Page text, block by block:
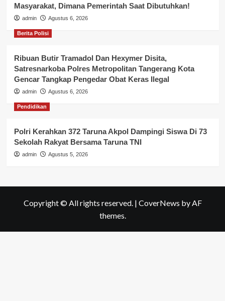
Masyarakat, Dimana Pemerintah Saat Dibutuhkan!
admin Agustus 6, 2026
Berita Polisi
Ribuan Butir Tramadol Dan Hexymer Disita,
Satresnarkoba Polres Metropolitan Tangerang Kota
Gencar Tangkap Pengedar Obat Keras Ilegal
admin Agustus 6, 2026
Pendidikan
Polri Kerahkan 372 Taruna Akpol Dampingi Siswa Di 73
Sekolah Rakyat Bersama Taruna TNI
admin Agustus 5, 2026
Copyright © All rights reserved. | CoverNews by AF
themes.